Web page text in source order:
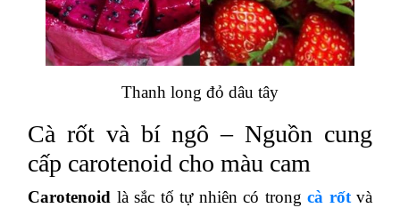
Thanh long đỏ dâu tây
Cà rốt và bí ngô – Nguồn cung
cấp carotenoid cho màu cam
Carotenoid là sắc tố tự nhiên có trong cà rốtvà